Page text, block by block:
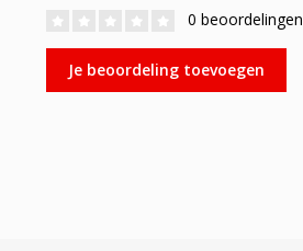
0 beoordelingen
Je beoordeling toevoegen